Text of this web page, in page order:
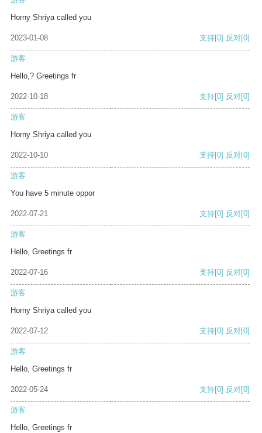
Horny Shriya called you
2023-01-08 支持[0] 反对[0]
游客
Hello,? Greetings fr
2022-10-18 支持[0] 反对[0]
游客
Horny Shriya called you
2022-10-10 支持[0] 反对[0]
游客
You have 5 minute oppor
2022-07-21 支持[0] 反对[0]
游客
Hello, Greetings fr
2022-07-16 支持[0] 反对[0]
游客
Horny Shriya called you
2022-07-12 支持[0] 反对[0]
游客
Hello, Greetings fr
2022-05-24 支持[0] 反对[0]
游客
Hello, Greetings fr